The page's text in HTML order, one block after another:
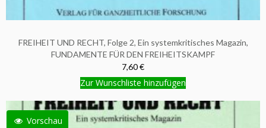
FREIHEIT UND RECHT, Folge 2, Ein systemkritisches Magazin,
FUNDAMENTE FÜR DEN FREIHEITSKAMPF
7,60 €
Zur Wunschliste hinzufügen
Vorschau